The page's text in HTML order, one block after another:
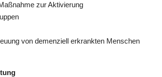
zur Aktivierung
von demenziell erkrankten Menschen